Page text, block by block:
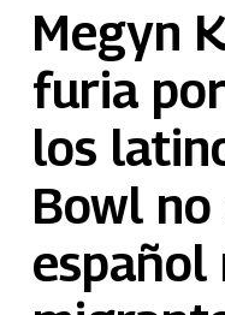
Megyn
furia
los
Bowl no
español